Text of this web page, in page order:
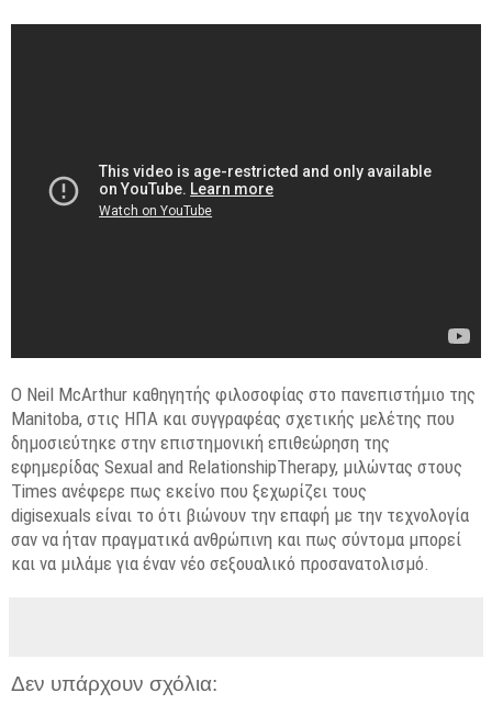
Ο Neil McArthur καθηγητής φιλοσοφίας στο πανεπιστήμιο της
Manitoba, στις ΗΠΑ και συγγραφέας σχετικής μελέτης που
δημοσιεύτηκε στην επιστημονική επιθεώρηση της
εφημερίδας Sexual and RelationshipTherapy, μιλώντας στους
Times ανέφερε πως εκείνο που ξεχωρίζει τους
digisexuals είναι το ότι βιώνουν την επαφή με την τεχνολογία
σαν να ήταν πραγματικά ανθρώπινη και πως σύντομα μπορεί
και να μιλάμε για έναν νέο σεξουαλικό προσανατολισμό.
Δεν υπάρχουν σχόλια: